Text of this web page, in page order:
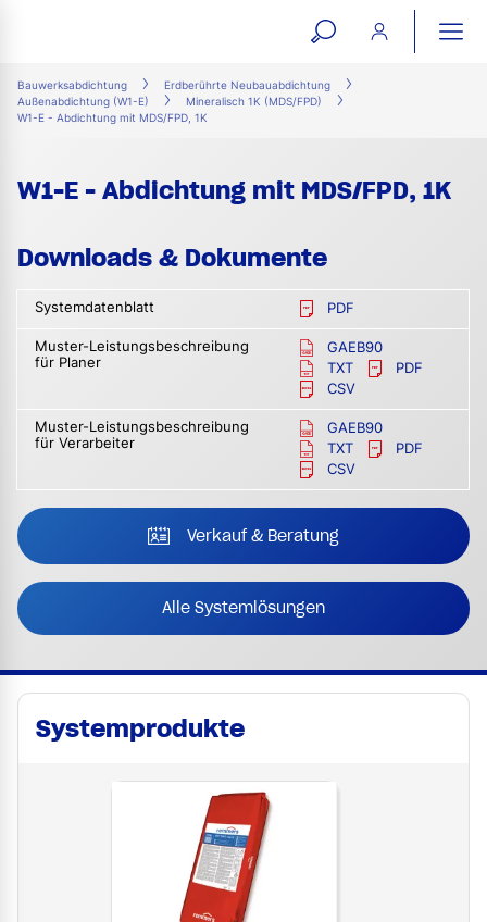
open
search
form
Bauwerksabdichtung
Erdberührte Neubauabdichtung
Außenabdichtung (W1-E)
Mineralisch 1K (MDS/FPD)
W1-E - Abdichtung mit MDS/FPD, 1K
W1-E - Abdichtung mit MDS/FPD, 1K
Downloads & Dokumente
Systemdatenblatt PDF
Muster-Leistungsbeschreibung
für Planer
GAEB90
TXT
PDF
CSV
Muster-Leistungsbeschreibung
für Verarbeiter
GAEB90
TXT
PDF
CSV
Verkauf & Beratung
Alle Systemlösungen
Systemprodukte